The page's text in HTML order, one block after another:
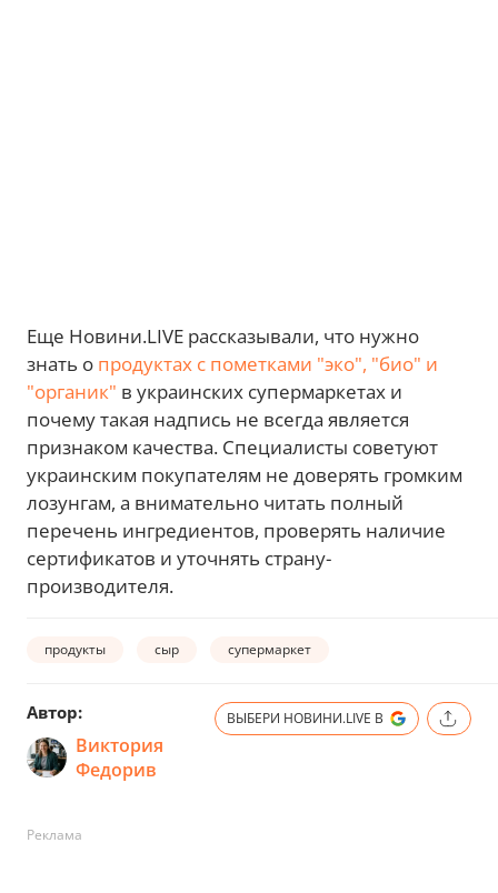
Еще Новини.LIVE рассказывали, что нужно
знать о продуктах с пометками "эко", "био" и
"органик" в украинских супермаркетах и
почему такая надпись не всегда является
признаком качества. Специалисты советуют
украинским покупателям не доверять громким
лозунгам, а внимательно читать полный
перечень ингредиентов, проверять наличие
сертификатов и уточнять страну-
производителя.
продукты сыр супермаркет
Автор:
Виктория
Федорив
ВЫБЕРИ НОВИНИ.LIVE В
Реклама